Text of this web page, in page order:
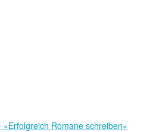
Romane schreiben«